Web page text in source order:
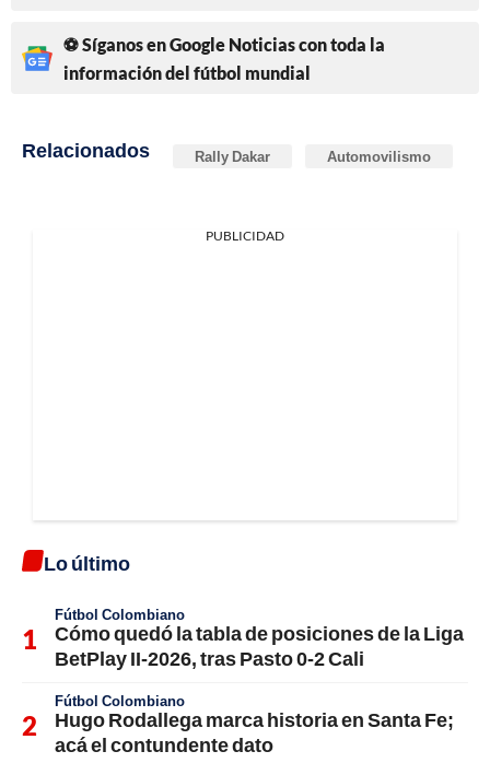
⚽ Síganos en Google Noticias con toda la
información del fútbol mundial
Relacionados Rally Dakar Automovilismo
PUBLICIDAD
Lo último
Fútbol Colombiano
Cómo quedó la tabla de posiciones de la Liga
BetPlay II-2026, tras Pasto 0-2 Cali
Fútbol Colombiano
Hugo Rodallega marca historia en Santa Fe;
acá el contundente dato